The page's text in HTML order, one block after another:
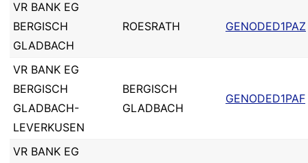
VR BANK EG
BERGISCH
GLADBACH
ROESRATH GENODED1PAZ
VR BANK EG
BERGISCH
GLADBACH-
LEVERKUSEN
BERGISCH
GLADBACH
GENODED1PAF
VR BANK EG